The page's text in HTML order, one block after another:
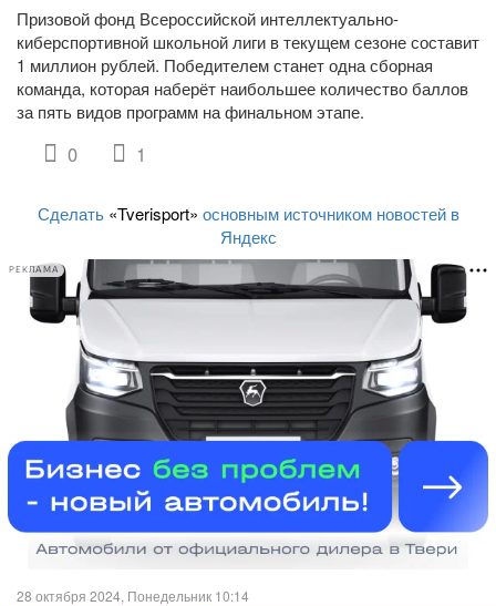
Призовой фонд Всероссийской интеллектуально-
киберспортивной школьной лиги в текущем сезоне составит
1 миллион рублей. Победителем станет одна сборная
команда, которая наберёт наибольшее количество баллов
за пять видов программ на финальном этапе.
0 1
Сделать «Tverisport» основным источником новостей в
Яндекс
РЕКЛАМА
28 октября 2024, Понедельник 10:14